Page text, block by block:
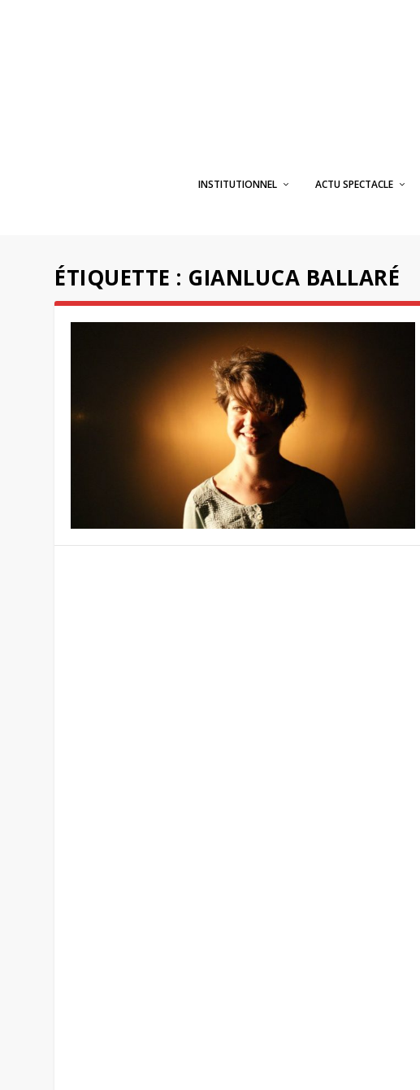
INSTITUTIONNEL ACTU SPECTACLE
ÉTIQUETTE : GIANLUCA BALLARÉ